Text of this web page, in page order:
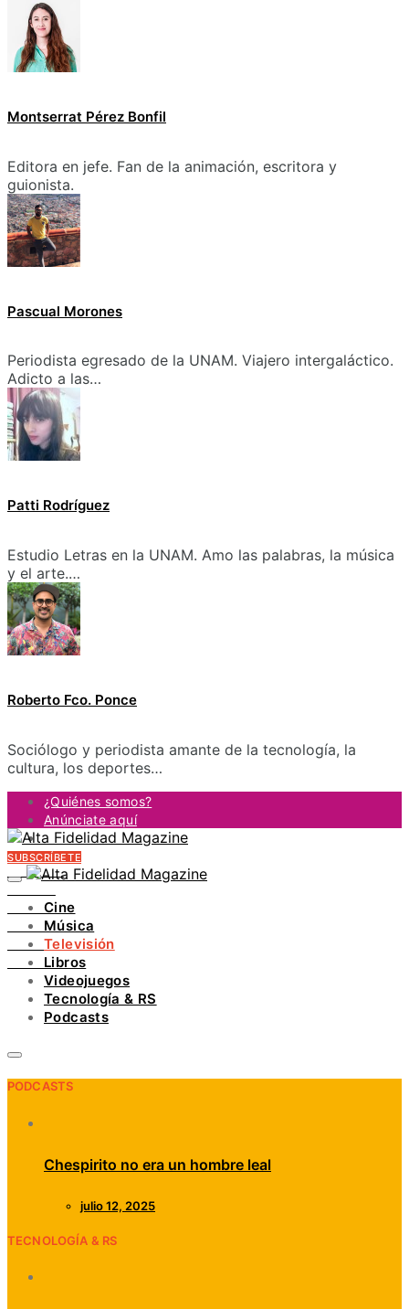
Montserrat Pérez Bonfil
Editora en jefe. Fan de la animación, escritora y
guionista.
Pascual Morones
Periodista egresado de la UNAM. Viajero intergaláctico.
Adicto a las…
Patti Rodríguez
Estudio Letras en la UNAM. Amo las palabras, la música
y el arte.…
Roberto Fco. Ponce
Sociólogo y periodista amante de la tecnología, la
cultura, los deportes…
¿Quiénes somos?
Anúnciate aquí
Contacto
FACEBOOK
INSTAGRAM
PINTEREST
YOUTUBE
LINKEDIN
SUBSCRÍBETE
Cine
Música
Televisión
Libros
Videojuegos
Tecnología & RS
Podcasts
PODCASTS
Chespirito no era un hombre leal
julio 12, 2025
TECNOLOGÍA & RS